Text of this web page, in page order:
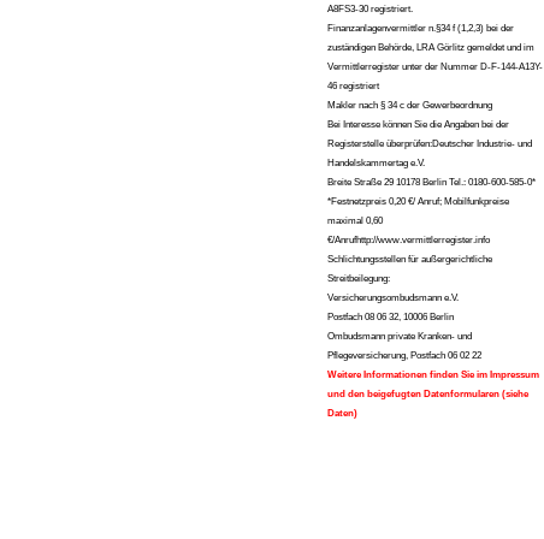
A8FS3-30 registriert.
Finanzanlagenvermittler n.§34 f (1,2,3) bei der
zuständigen Behörde, LRA Görlitz gemeldet und im
Vermittlerregister unter der Nummer D-F-144-A13Y-
46 registriert
Makler nach § 34 c der Gewerbeordnung
Bei Interesse können Sie die Angaben bei der
Registerstelle überprüfen:Deutscher Industrie- und
Handelskammertag e.V.
Breite Straße 29 10178 Berlin Tel.: 0180-600-585-0*
*Festnetzpreis 0,20 €/ Anruf; Mobilfunkpreise
maximal 0,60
€/Anrufhttp://www.vermittlerregister.info
Schlichtungsstellen für außergerichtliche
Streitbeilegung:
Versicherungsombudsmann e.V.
Postfach 08 06 32, 10006 Berlin
Ombudsmann private Kranken- und
Pflegeversicherung, Postfach 06 02 22
Weitere Informationen finden Sie im Impressum
und den beigefugten Datenformularen (siehe
Daten)